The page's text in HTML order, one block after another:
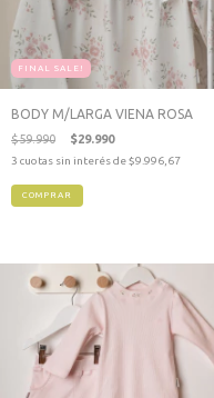
FINAL SALE!
BODY M/LARGA VIENA ROSA
$59.990 $29.990
3 cuotas sin interés de$9.996,67
COMPRAR